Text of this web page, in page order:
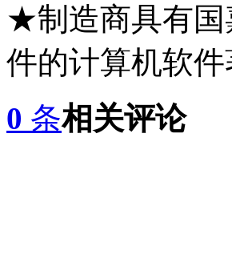
★制造商具有国
件的计算机软
0 条相关评论